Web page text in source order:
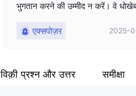
भुगतान करने की उम्मीद न करें। वे
लाल ITBFX से दूर रहें।
एक्सपोज़र 2025-
विक़ी प्रश्न और उत्तर समीक्षा